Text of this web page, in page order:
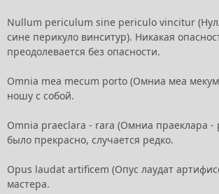
Nullum periculum sine periculo vincitur
сине перикуло винситур). Никакая
преодолевается без опасности.
Omnia mea mecum porto (Омниа меа мекум
ношу с собой.
Omnia praeclara - rara (Омниа праеклара -
было прекрасно, случается редко.
Opus laudat artificem (Опус лаудат
мастера.